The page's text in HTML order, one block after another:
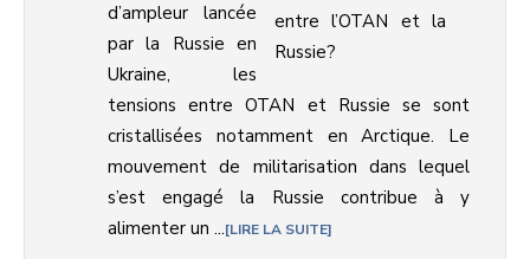
d’ampleur lancée
par la Russie en
Ukraine, les
tensions entre OTAN et Russie se sont
cristallisées notamment en Arctique. Le
mouvement de militarisation dans lequel
s’est engagé la Russie contribue à y
alimenter un ... LIRE LA SUITE